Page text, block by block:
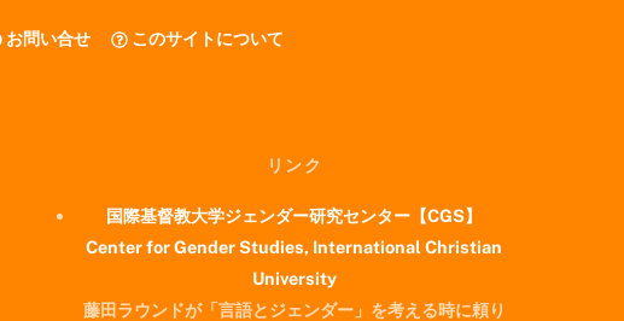
お問い合せ このサイトについて
リンク
国際基督教大学ジェンダー研究センター【CGS】
Center for Gender Studies, International Christian
University
藤田ラウンドが「言語とジェンダー」を考える時に頼り